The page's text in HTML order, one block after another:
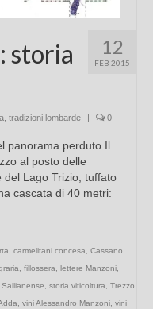
12
FEB 2015
storia
tradizioni lombarde | 0
panorama perduto Il
al posto delle
Lago Trizio, tuffato
cascata di 40 metri:
carmelitani concesa
Cassano
fillossera lettere Manzoni
Sallianense storia viticoltura
Trezzo
vini Alessandro Manzoni vini